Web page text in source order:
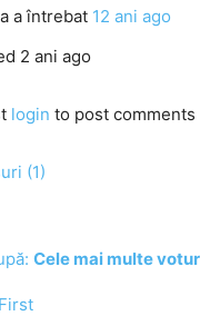
a întrebat 12 ani ago
2 ani ago
login to post comments
(1)
Cele mai multe